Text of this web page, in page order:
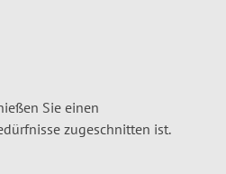
Sie einen
zugeschnitten ist.